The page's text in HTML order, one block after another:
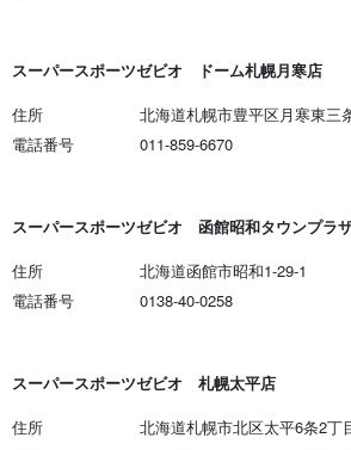
スーパースポーツゼビオ ドーム札幌月寒店
住所
北海道札幌市豊平区月寒東三
電話番号
011-859-6670
スーパースポーツゼビオ 函館昭和タウンプラ
住所
北海道函館市昭和1-29-1
電話番号
0138-40-0258
スーパースポーツゼビオ 札幌太平店
住所
北海道札幌市北区太平6条2丁